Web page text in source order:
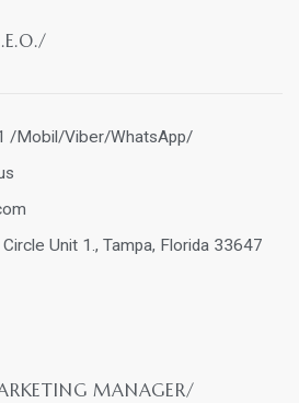
/Mobil/Viber/WhatsApp/
Unit 1., Tampa, Florida 33647
MANAGER/